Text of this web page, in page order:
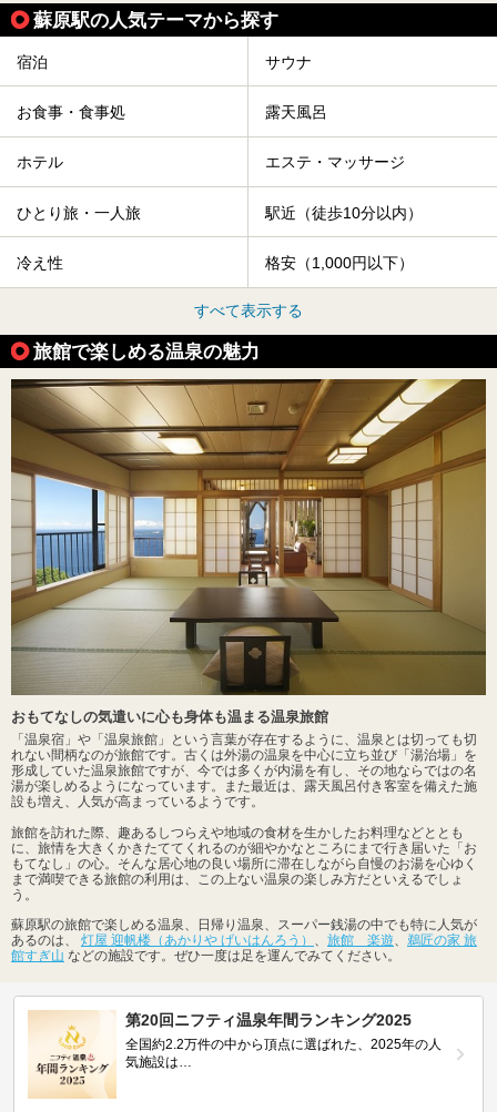
蘇原駅の人気テーマから探す
宿泊 サウナ
お食事・食事処 露天風呂
ホテル エステ・マッサージ
ひとり旅・一人旅 駅近（徒歩10分以内）
冷え性 格安（1,000円以下）
すべて表示する
旅館で楽しめる温泉の魅力
おもてなしの気遣いに心も身体も温まる温泉旅館
「温泉宿」や「温泉旅館」という言葉が存在するように、温泉とは切っても切
れない間柄なのが旅館です。古くは外湯の温泉を中心に立ち並び「湯治場」を
形成していた温泉旅館ですが、今では多くが内湯を有し、その地ならではの名
湯が楽しめるようになっています。また最近は、露天風呂付き客室を備えた施
設も増え、人気が高まっているようです。
旅館を訪れた際、趣あるしつらえや地域の食材を生かしたお料理などととも
に、旅情を大きくかきたててくれるのが細やかなところにまで行き届いた「お
もてなし」の心。そんな居心地の良い場所に滞在しながら自慢のお湯を心ゆく
まで満喫できる旅館の利用は、この上ない温泉の楽しみ方だといえるでしょ
う。
蘇原駅の旅館で楽しめる温泉、日帰り温泉、スーパー銭湯の中でも特に人気が
あるのは、 灯屋 迎帆楼（あかりや げいはんろう） 旅館 楽遊
鵜匠の家 旅
館すぎ山 などの施設です。ぜひ一度は足を運んでみてください。
第20回ニフティ温泉年間ランキング2025
全国約2.2万件の中から頂点に選ばれた、2025年の人
気施設は…